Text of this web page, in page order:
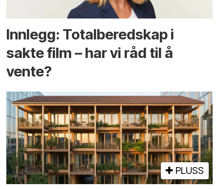
Innlegg: Totalberedskap i
sakte film – har vi råd til å
vente?
PLUSS